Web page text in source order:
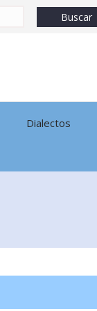
Dialectos